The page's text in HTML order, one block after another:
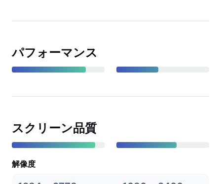
パフォーマンス
スクリーン品質
解像度